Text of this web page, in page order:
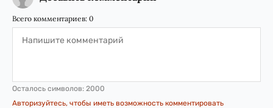
Всего комментариев: 0
Осталось символов: 2000
Авторизуйтесь, чтобы иметь возможность комментировать